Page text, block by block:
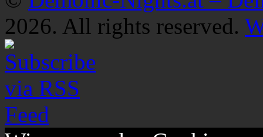
2026. All rights reserved.